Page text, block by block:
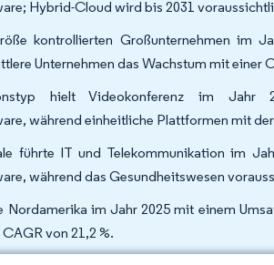
Hybrid-Cloud wird bis 2031
kontrollierten Großunternehmen im
Unternehmen das Wachstum mit einer
hielt Videokonferenz im
während einheitliche Plattformen mit
führte IT und Telekommunikation im
während das Gesundheitswesen
Nordamerika im Jahr 2025 mit einem
von 21,2 %.